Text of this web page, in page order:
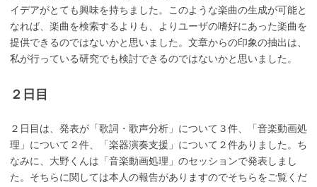
イデアがとても興味を持ちました。このような楽曲の生成が可能と
なれば、楽曲を検索するよりも、よりユーザの嗜好にあった楽曲を
提供できるのではないかと思いました。文章からの印象の抽出は、
私が行っている研究でも検討できるのではないかと思いました。
２日目
２日目は、発表が「歌詞・歌声分析」について３件、「音楽動画処
理」について２件、「楽器演奏支援」について２件ありました。ち
なみに、大野くんは「音楽動画処理」のセッションで発表しまし
た。そちらに関しては本人の報告がありますのでそちらをご覧くだ